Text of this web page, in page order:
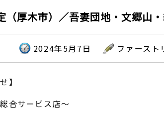
（厚木市）／吾妻団地・文郷山
2024年5月7日 ファースト
】
合サービス店～